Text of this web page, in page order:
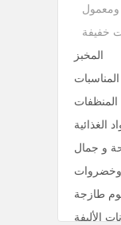
ومعمول
خفيفة
المخبز
المناسبات
المنظفات
الغذائية
و جمال
وخضروات
طازجة
الأليفة